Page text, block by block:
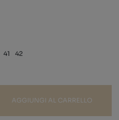
41 42
AGGIUNGI AL CARRELLO